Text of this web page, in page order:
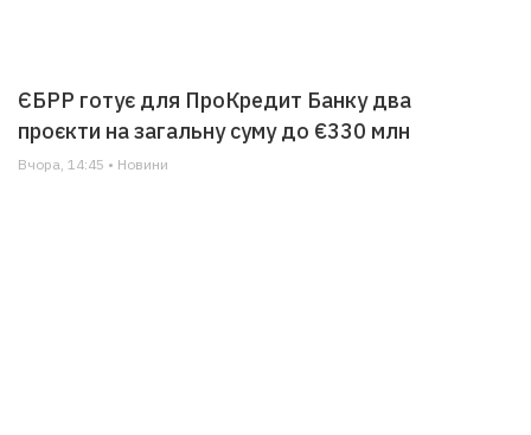
ЄБРР готує для ПроКредит Банку два
проєкти на загальну суму до €330 млн
Вчора, 14:45 • Новини